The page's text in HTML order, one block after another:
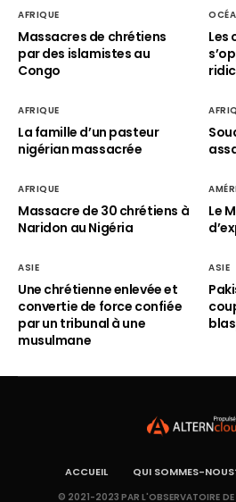
AFRIQUE
Massacres de chrétiens
par des islamistes au
Congo
Les
AFRIQUE
La famille d’un pasteur
nigérian massacrée
AFRIQUE
Massacre de 30 chrétiens à
Naridon au Nigéria
Le
ASIE
Une chrétienne enlevée et
convertie de force confiée
par un tribunal à une
musulmane
ASIE
ACCUEIL QUI SOMMES-
© 2021-2023 PAR L'OBSERVATOIRE DE